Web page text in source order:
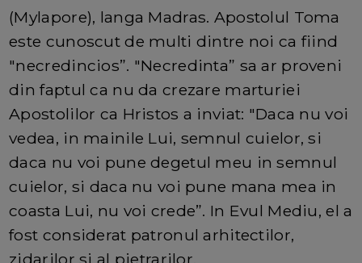
(Mylapore), langa Madras. Apostolul Toma
este cunoscut de multi dintre noi ca fiind
"necredincios”. "Necredinta” sa ar proveni
din faptul ca nu da crezare marturiei
Apostolilor ca Hristos a inviat: "Daca nu voi
vedea, in mainile Lui, semnul cuielor, si
daca nu voi pune degetul meu in semnul
cuielor, si daca nu voi pune mana mea in
coasta Lui, nu voi crede”. In Evul Mediu, el a
fost considerat patronul arhitectilor,
zidarilor si al pietrarilor.